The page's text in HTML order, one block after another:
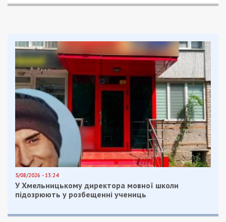
5/08/2026 - 13:24
У Хмельницькому директора мовної школи
підозрюють у розбещенні учениць